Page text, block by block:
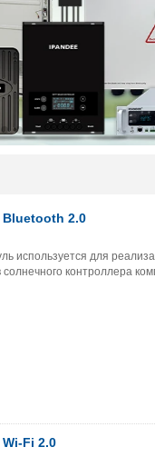
2.0
используется для
солнечного контроллера
Fi 2.0